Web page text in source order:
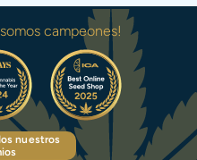
campeones!
nuestros